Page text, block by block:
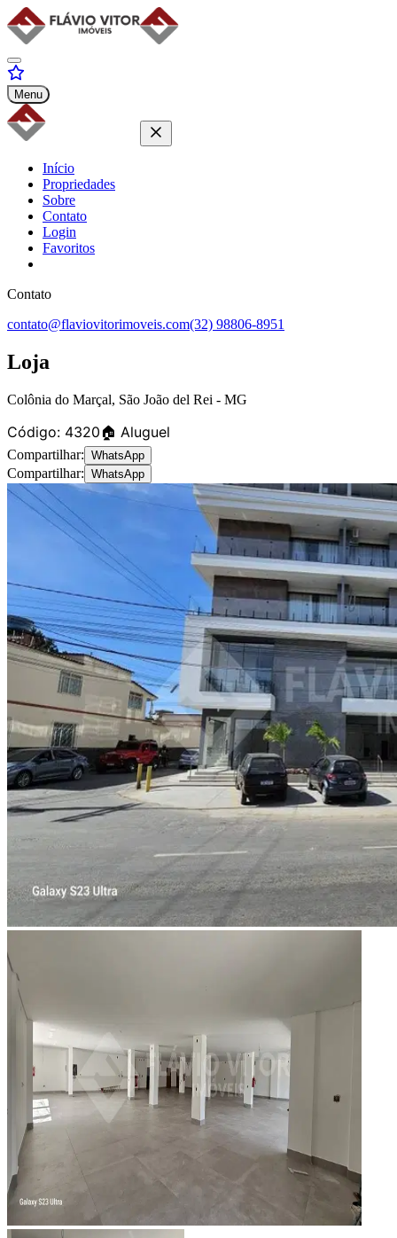
Menu
Início
Propriedades
Sobre
Contato
Login
Favoritos
Contato
contato@flaviovitorimoveis.com(32) 98806-8951
Loja
Colônia do Marçal, São João del Rei - MG
Código: 4320🏠 Aluguel
Compartilhar: WhatsApp
Compartilhar: WhatsApp